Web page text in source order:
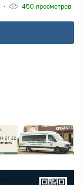
450 просмотров